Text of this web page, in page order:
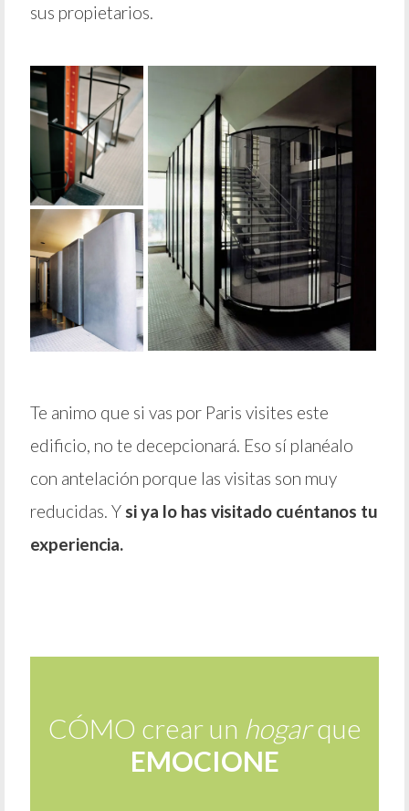
sus propietarios.
Te animo que si vas por Paris visites este
edificio, no te decepcionará. Eso sí planéalo
con antelación porque las visitas son muy
reducidas. Y si ya lo has visitado cuéntanos tu
experiencia.
CÓMO crear un hogarque
EMOCIONE